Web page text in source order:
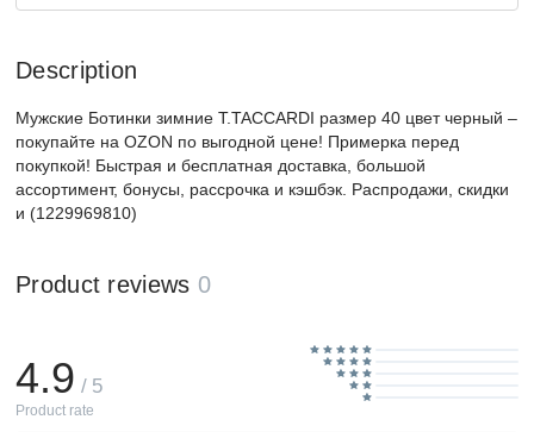
Description
Мужские Ботинки зимние T.TACCARDI размер 40 цвет черный –
покупайте на OZON по выгодной цене! Примерка перед
покупкой! Быстрая и бесплатная доставка, большой
ассортимент, бонусы, рассрочка и кэшбэк. Распродажи, скидки
и (1229969810)
Product reviews 0
4.9 / 5
Product rate